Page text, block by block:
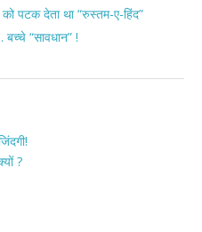
पटक देता था “रुस्तम-ए-हिंद”
“सावधान” !
?